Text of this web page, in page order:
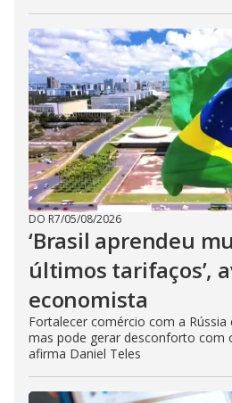
DO R7/05/08/2026
‘Brasil aprendeu
últimos tarifaços’,
economista
Fortalecer comércio com a
mas pode gerar desconforto com
afirma Daniel Teles